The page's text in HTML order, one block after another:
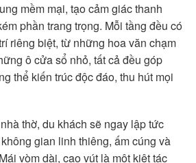
mềm mại, tạo cảm giác thanh
phần trang trọng. Mỗi tầng đều có
riêng biệt, từ những hoa văn chạm
ô cửa sổ nhỏ, tất cả đều góp
thể kiến trúc độc đáo, thu hút mọi
thờ, du khách sẽ ngay lập tức
gian linh thiêng, ấm cúng và
vòm dài, cao vút là một kiệt tác